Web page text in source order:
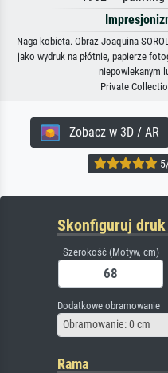
Naga kobieta. Obraz Joaquina
jako wydruk na płótnie, papierze
niepowlekanym
Private
Zobacz w 3D / AR
Skonfiguruj
Szerokość (Motyw, cm)
Dodatkowe obramowanie
Obramowanie: 0 cm
Rama